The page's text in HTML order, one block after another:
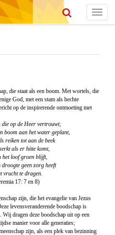
Toggle
die staat als een boom. Met wortels, die
God, met een stam als hechte
op de inspirerende ontmoeting met
die op de Heer vertrouwt;
boom aan het water geplant,
reiken tot aan de beek
als er hitte komt,
het loof groen blijft,
geen zorg heeft
vrucht te dragen.
17: 7 en 8)
zijn, die het evangelie van Jezus
levensveranderende boodschap is
dragen deze boodschap uit op een
manier voor alle generaties;
zijn, als een plek van bezinning